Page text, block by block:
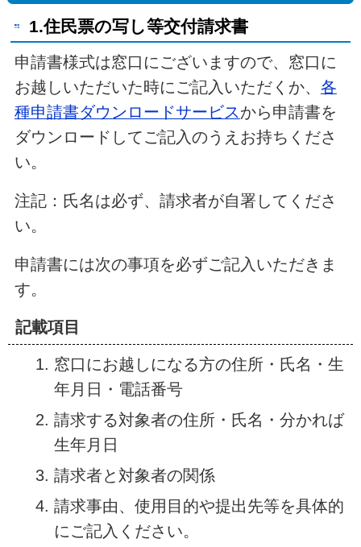
1.住民票の写し等交付請求書
申請書様式は窓口にございますので、窓口に
お越しいただいた時にご記入いただくか、 各
種申請書ダウンロードサービスから申請書を
ダウンロードしてご記入のうえお持ちくださ
い。
注記：氏名は必ず、請求者が自署してくださ
い。
申請書には次の事項を必ずご記入いただきま
す。
記載項目
窓口にお越しになる方の住所・氏名・生
年月日・電話番号
請求する対象者の住所・氏名・分かれば
生年月日
請求者と対象者の関係
請求事由、使用目的や提出先等を具体的
にご記入ください。